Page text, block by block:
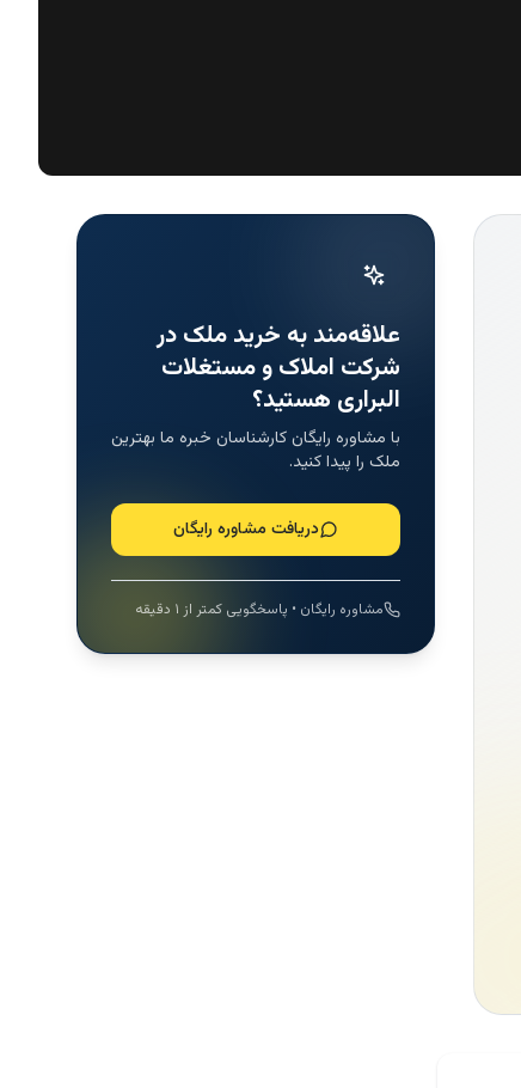
علاقه‌مند به خرید ملک در
شرکت املاک و مستغلات
البراری هستید؟
با مشاوره رایگان کارشناسان خبره ما بهترین
ملک را پیدا کنید.
دریافت مشاوره رایگان
مشاوره رایگان • پاسخگویی کمتر از ۱ دقیقه